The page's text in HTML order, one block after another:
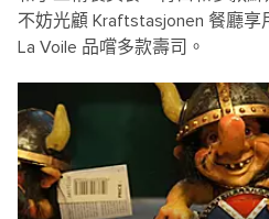
不妨光顧 Kraftstasjonen 餐廳
La Voile 品嚐多款壽司。